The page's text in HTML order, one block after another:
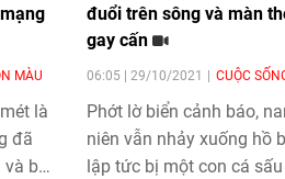
MÀU
là
đã
và bị
đuổi trên sông và màn
gay cấn
06:05 | 29/10/2021 CUỘC
Phớt lờ biển cảnh báo,
niên vẫn nhảy xuống hồ
lập tức bị một con cá